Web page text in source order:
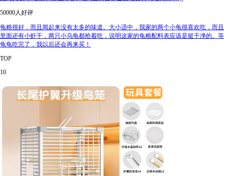
50000人好评
龟粮很好，而且闻起来没有太多的味道。大小适中，我家的两个小龟很喜欢吃，而且
里面还有小虾干，两只小乌龟都抢着吃，说明这家的龟粮配料表应该是挺干净的。等
龟龟吃完了，我以后还会再来买！
TOP
10